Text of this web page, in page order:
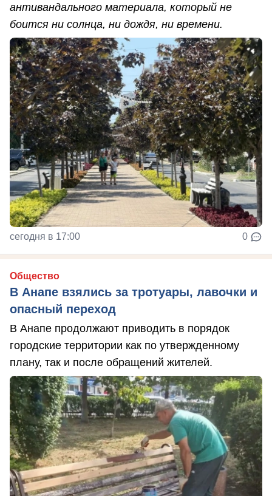
антивандального материала, который не
боится ни солнца, ни дождя, ни времени.
сегодня в 17:00 0
Общество
В Анапе взялись за тротуары, лавочки и
опасный переход
В Анапе продолжают приводить в порядок
городские территории как по утвержденному
плану, так и после обращений жителей.